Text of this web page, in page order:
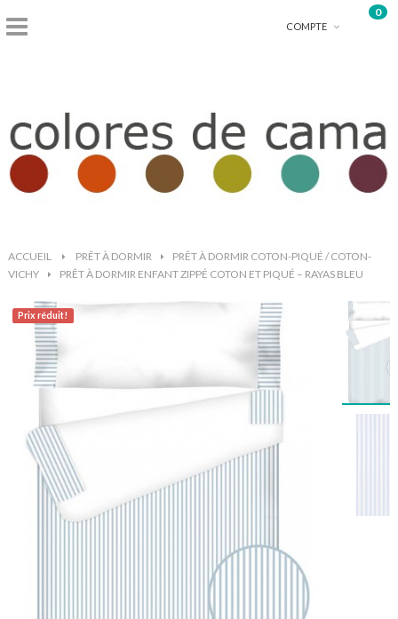
shopping_basket
0
COMPTE
ACCUEIL > PRÊT À DORMIR >
PRÊT À DORMIR COTON-PIQUÉ / COTON-
VICHY
> PRÊT À DORMIR ENFANT ZIPPÉ COTON ET PIQUÉ – RAYAS BLEU
Prix ​​réduit!